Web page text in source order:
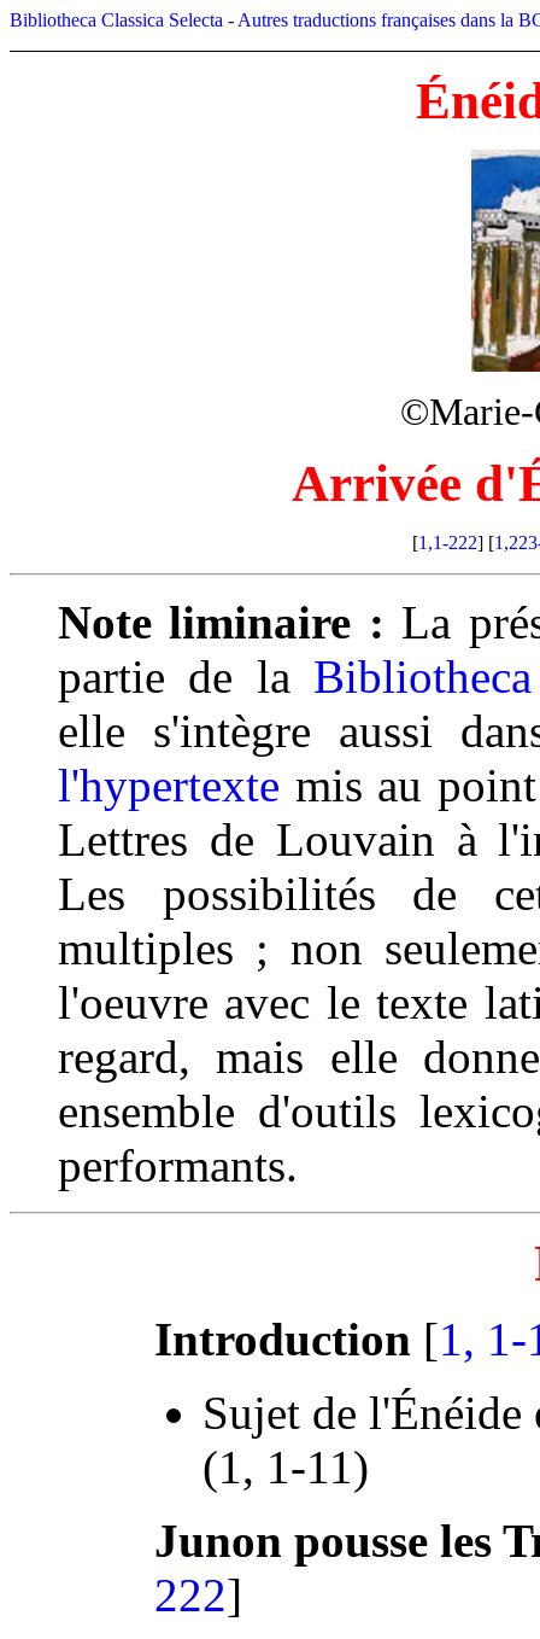
Bibliotheca Classica Selecta - Autres traductions françaises dans la
©Marie-
Arrivée
[1,1-222] [
Note liminaire : La
partie de la
elle s'intègre aussi
l'hypertexte mis au
Lettres de Louvain à
Les possibilités de
multiples ; non
l'oeuvre avec le texte
regard, mais elle
ensemble d'outils
performants.
Introduction [1, 1-
Sujet de
(1, 1-11)
Junon pousse les
222]